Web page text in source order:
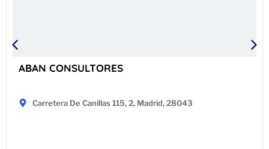
ABAN CONSULTORES
Carretera De Canillas 115, 2, Madrid, 28043